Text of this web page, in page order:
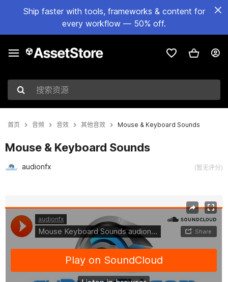
Ship faster with tools, frameworks & content for
every workflow — 50% off.
搜索资源
首页 音频 音效 其他音效 Mouse & Keyboard Sounds
Mouse & Keyboard Sounds
audionfx (暂无评分)